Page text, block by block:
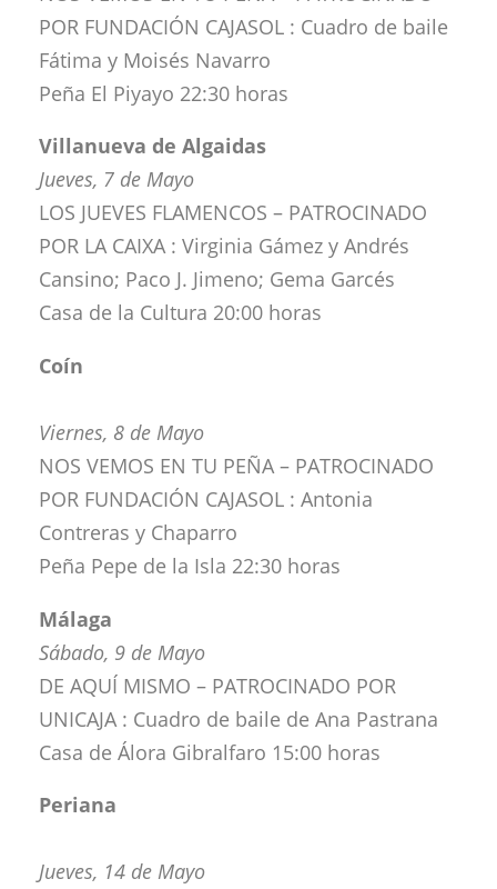
POR FUNDACIÓN CAJASOL : Cuadro de baile
Fátima y Moisés Navarro
Peña El Piyayo 22:30 horas
Villanueva de Algaidas
Jueves, 7 de Mayo
LOS JUEVES FLAMENCOS – PATROCINADO
POR LA CAIXA : Virginia Gámez y Andrés
Cansino; Paco J. Jimeno; Gema Garcés
Casa de la Cultura 20:00 horas
Coín
Viernes, 8 de Mayo
NOS VEMOS EN TU PEÑA – PATROCINADO
POR FUNDACIÓN CAJASOL : Antonia
Contreras y Chaparro
Peña Pepe de la Isla 22:30 horas
Málaga
Sábado, 9 de Mayo
DE AQUÍ MISMO – PATROCINADO POR
UNICAJA : Cuadro de baile de Ana Pastrana
Casa de Álora Gibralfaro 15:00 horas
Periana
Jueves, 14 de Mayo